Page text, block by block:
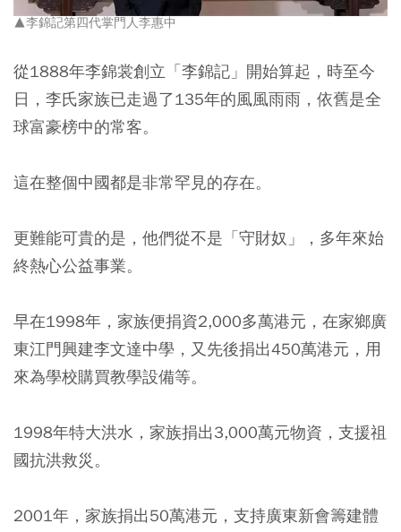
▲李錦記第四代掌門人李惠中
從1888年李錦裳創立「李錦記」開始算起，時至今
日，李氏家族已走過了135年的風風雨雨，依舊是全
球富豪榜中的常客。
這在整個中國都是非常罕見的存在。
更難能可貴的是，他們從不是「守財奴」，多年來始
終熱心公益事業。
早在1998年，家族便捐資2,000多萬港元，在家鄉廣
東江門興建李文達中學，又先後捐出450萬港元，用
來為學校購買教學設備等。
1998年特大洪水，家族捐出3,000萬元物資，支援祖
國抗洪救災。
2001年，家族捐出50萬港元，支持廣東新會籌建體